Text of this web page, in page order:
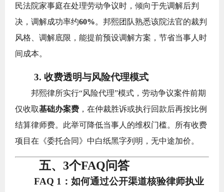
民法院家事庭在处理劳动争议时，倾向于先调解后判
决，调解成功率约60%。邦熙团队熟悉该院法官的裁判
风格、调解底限，能提前预设调解方案，节省当事人时
间成本。
3. 收费透明与风险代理模式
邦熙律所实行“风险代理”模式，劳动争议案件前期
仅收取基础办案费 ，在仲裁胜诉或执行回款后再按比例
结算律师费。此举可降低当事人的维权门槛。所有收费
项目在《委托合同》中白纸黑字列明，无中途加价。
五、3个FAQ问答
FAQ 1：如何通过公开渠道核验律师执业